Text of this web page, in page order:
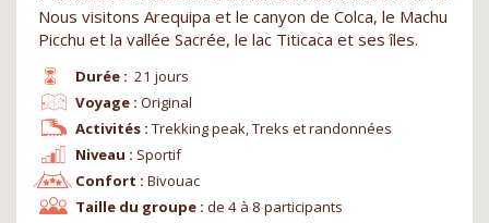
Nous visitons Arequipa et le canyon de Colca, le Machu
Picchu et la vallée Sacrée, le lac Titicaca et ses îles.
Durée : 21 jours
Niveau : Sportif
Voyage : Original
Confort : Bivouac
Activités : Trekking peak, Treks et randonnées
Taille du groupe : de 4 à 8 participants